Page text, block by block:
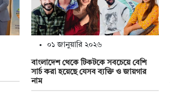
০১ জানুয়ারি ২০২৬
বাংলাদেশ থেকে টিকটকে সবচেয়ে বেশি
সার্চ করা হয়েছে যেসব ব্যক্তি ও জায়গার
নাম